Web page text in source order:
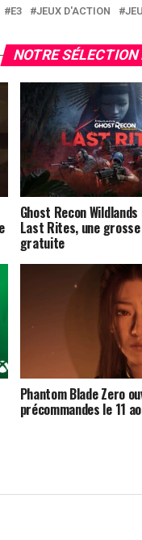
E3 JEUX D'ACTION
NOTRE SÉLECTION
Ghost Recon
Last Rites, une
gratuite
Phantom Blade Zero
précommandes le 11